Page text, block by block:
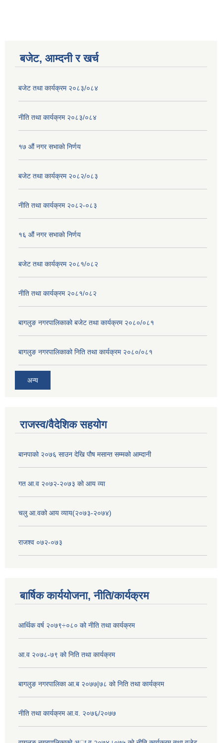
बजेट, आम्दनी र खर्च
बजेट तथा कार्यक्रम २०८३/०८४
नीति तथा कार्यक्रम २०८३/०८४
१७ ‌‍औं नगर सभाकाे निर्णय
बजेट तथा कार्यक्रम २०८२/०८३
नीति तथा कार्यक्रम २०८२-०८३
१६ ‌औं नगर सभाकाे निर्णय
बजेट तथा कार्यक्रम २०८१/०८२
नीति तथा कार्यक्रम २०८१/०८२
बागलुङ नगरपालिकाको बजेट तथा कार्यक्रम २०८०/०८१
बागलुङ नगरपालिकाको निति तथा कार्यक्रम २०८०/०८१
अन्य
राजस्व/वैदेशिक सहयोग
बानपाको २०७६ साउन देखि पौष मसान्त सम्मको आम्दानी
गत आ.व २०७२-२०७३ को आय व्या
चलु आ.वको आय व्याय(२०७३-२०७४)
राजश्व ०७२-०७३
बार्षिक कार्ययोजना, नीति/कार्यक्रम
आर्थिक वर्ष २०७९÷०८० को नीति तथा कार्यक्रम
आ.व २०७८-७९ को निति तथा कार्यक्रम
बागलुङ नगरपालिका आ.ब २०७७|७८ को निति तथा कार्यक्रम
नीति तथा कार्यक्रम आ.व. २०७६/२०७७